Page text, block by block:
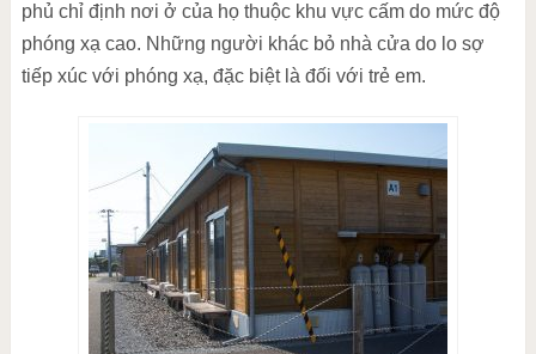
phủ chỉ định nơi ở của họ thuộc khu vực cấm do mức độ
phóng xạ cao. Những người khác bỏ nhà cửa do lo sợ
tiếp xúc với phóng xạ, đặc biệt là đối với trẻ em.